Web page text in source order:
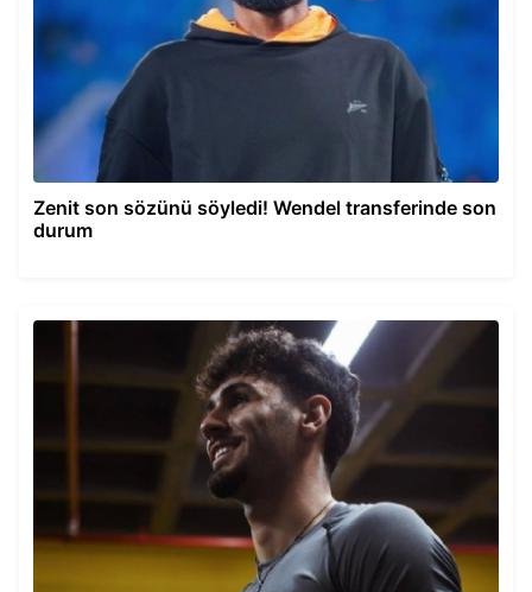
Zenit son sözünü söyledi! Wendel transferinde son
durum